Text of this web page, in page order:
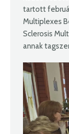
tartott
Multiplexes
Sclerosis
annak